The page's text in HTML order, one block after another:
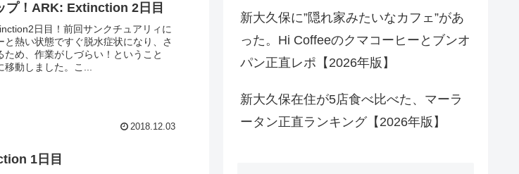
【ガチャテイム】新マップ！ARK: Extinction 2日目
日目！前回サンクチュアリィに
熱い状態ですぐ脱水症状になり、さ
め、作業がしづらい！ということ
移動しました。こ...
2018.12.03
1日目
新大久保に”隠れ家みたいなカフェ”があ
った。Hi Coffeeのクマコーヒーとブンオ
パン正直レポ【2026年版】
新大久保在住が5店食べ比べた、マーラ
ータン正直ランキング【2026年版】